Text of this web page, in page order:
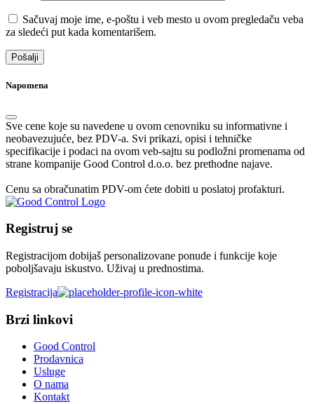
Sačuvaj moje ime, e-poštu i veb mesto u ovom pregledaču veba
za sledeći put kada komentarišem.
Napomena
Sve cene koje su navedene u ovom cenovniku su informativne i
neobavezujuće, bez PDV-a. Svi prikazi, opisi i tehničke
specifikacije i podaci na ovom veb-sajtu su podložni promenama od
strane kompanije Good Control d.o.o. bez prethodne najave.
Cenu sa obračunatim PDV-om ćete dobiti u poslatoj profakturi.
Registruj se
Registracijom dobijaš personalizovane ponude i funkcije koje
poboljšavaju iskustvo. Uživaj u prednostima.
Registracija
Brzi linkovi
Good Control
Prodavnica
Usluge
O nama
Kontakt